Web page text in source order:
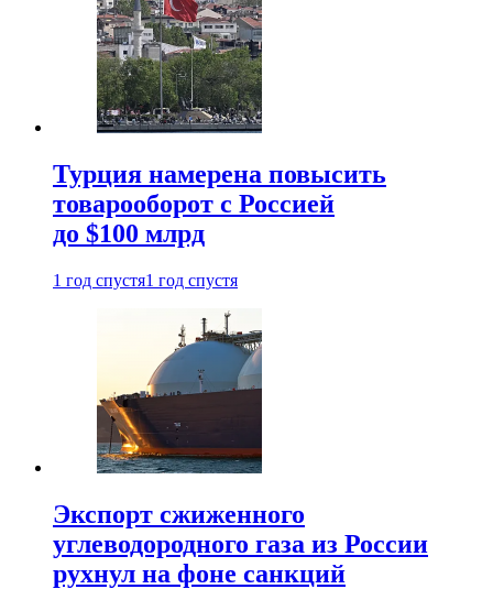
Турция намерена повысить
товарооборот с Россией
до $100 млрд
1 год спустя1 год спустя
Экспорт сжиженного
углеводородного газа из России
рухнул на фоне санкций